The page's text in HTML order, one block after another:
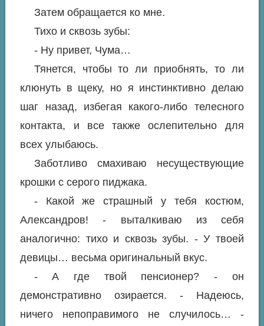
Затем обращается ко мне.
Тихо и сквозь зубы:
- Ну привет, Чума…
Тянется, чтобы то ли приобнять, то ли
клюнуть в щеку, но я инстинктивно делаю
шаг назад, избегая какого-либо телесного
контакта, и все также ослепительно для
всех улыбаюсь.
Заботливо смахиваю несуществующие
крошки с серого пиджака.
- Какой же страшный у тебя костюм,
Александров! - выталкиваю из себя
аналогично: тихо и сквозь зубы. - У твоей
девицы… весьма оригинальный вкус.
- А где твой пенсионер? - он
демонстративно озирается. - Надеюсь,
ничего непоправимого не случилось… -